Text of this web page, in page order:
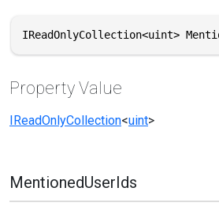
IReadOnlyCollection<uint>
Property Value
IReadOnlyCollection<uint>
MentionedUserIds